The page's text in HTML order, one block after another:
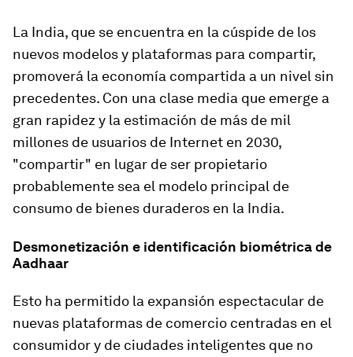
La India, que se encuentra en la cúspide de los
nuevos modelos y plataformas para compartir,
promoverá la economía compartida a un nivel sin
precedentes. Con una clase media que emerge a
gran rapidez y la estimación de más de mil
millones de usuarios de Internet en 2030,
"compartir" en lugar de ser propietario
probablemente sea el modelo principal de
consumo de bienes duraderos en la India.
Desmonetización e identificación biométrica de
Aadhaar
Esto ha permitido la expansión espectacular de
nuevas plataformas de comercio centradas en el
consumidor y de ciudades inteligentes que no